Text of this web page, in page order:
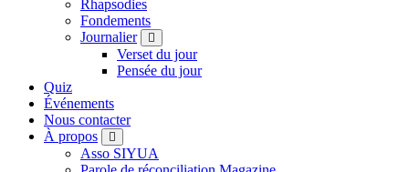
Rhapsodies
Fondements
Journalier
Verset du jour
Pensée du jour
Quiz
Événements
Nous contacter
À propos
Asso SIYUA